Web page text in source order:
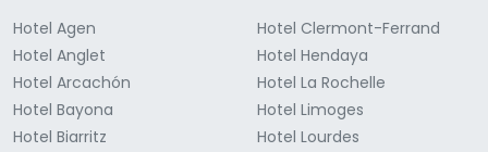
Hotel Agen
Hotel Anglet
Hotel Arcachón
Hotel Bayona
Hotel Biarritz
Hotel Clermont-Ferrand
Hotel Hendaya
Hotel La Rochelle
Hotel Limoges
Hotel Lourdes